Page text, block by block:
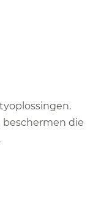
beschermen die